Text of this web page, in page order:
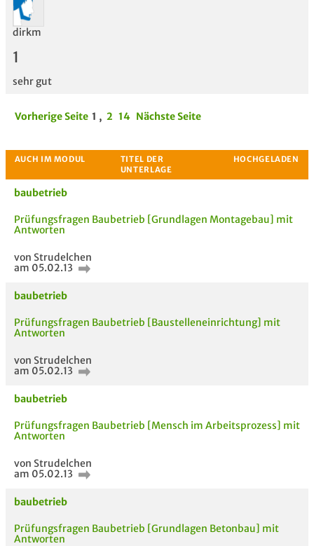
dirkm
1
sehr gut
Vorherige Seite 1 , 2 14 Nächste Seite
baubetrieb
Prüfungsfragen Baubetrieb [Grundlagen Montagebau] mit
Antworten
von Strudelchen
am 05.02.13
baubetrieb
Prüfungsfragen Baubetrieb [Baustelleneinrichtung] mit
Antworten
von Strudelchen
am 05.02.13
baubetrieb
Prüfungsfragen Baubetrieb [Mensch im Arbeitsprozess] mit
Antworten
von Strudelchen
am 05.02.13
baubetrieb
Prüfungsfragen Baubetrieb [Grundlagen Betonbau] mit
Antworten